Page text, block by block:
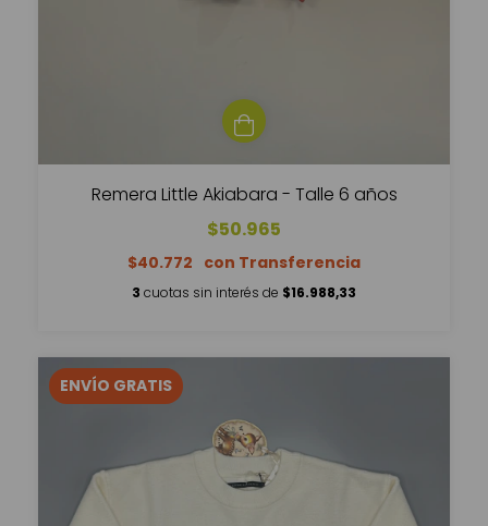
Remera Little Akiabara - Talle 6 años
$50.965
$40.772
3 cuotas sin interés de $16.988,33
ENVÍO GRATIS